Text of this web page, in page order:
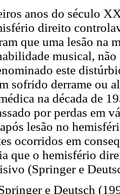
anos do século
direito
que uma lesão na
musical,
este
sofrido derrame ou
na década de
por perdas em
lesão no
ocorridos em
que o hemisfério
(Springer e
e Deutsch